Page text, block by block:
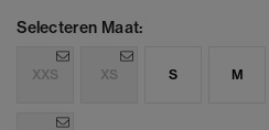
Selecteren Maat:
XXS XS S M